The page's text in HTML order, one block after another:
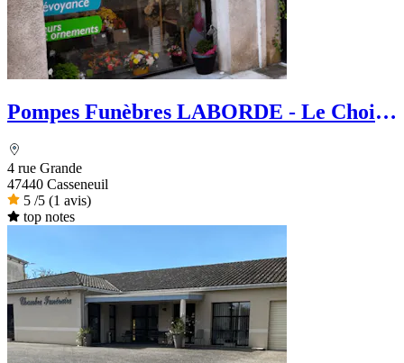
Pompes Funèbres LABORDE - Le Choix
4 rue Grande
47440 Casseneuil
5 /5 (1 avis)
top notes